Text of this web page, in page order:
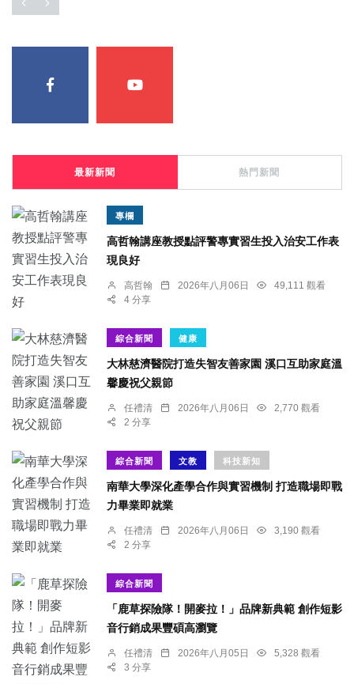
最新新聞 熱門新聞
專欄
高哲翰講座教授點評警專實習生投入治安工作表
現良好
高哲翰 2026年八月06日
49,111 觀看
4 分享
綜合新聞 健康
大林慈濟醫院打造失智友善家園 溪口互助家庭溫
馨慶祝父親節
任禮清 2026年八月06日
2,770 觀看
2 分享
綜合新聞 文教 科技新知
南華大學深化產學合作與實習機制 打造職場即戰
力畢業即就業
任禮清 2026年八月06日
3,190 觀看
2 分享
綜合新聞
「鹿草探險隊！開麥拉！」品牌新典範 創作短影
音行銷成果豐碩高瀏覽
任禮清 2026年八月05日
5,328 觀看
3 分享